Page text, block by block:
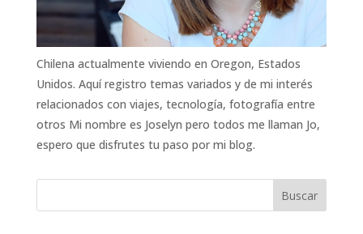
Chilena actualmente viviendo en Oregon, Estados
Unidos. Aquí registro temas variados y de mi interés
relacionados con viajes, tecnología, fotografía entre
otros Mi nombre es Joselyn pero todos me llaman Jo,
espero que disfrutes tu paso por mi blog.